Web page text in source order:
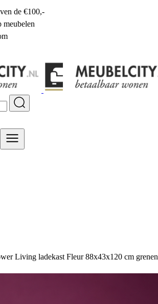
de €100,-
meubelen
Living ladekast Fleur 88x43x120 cm grenen